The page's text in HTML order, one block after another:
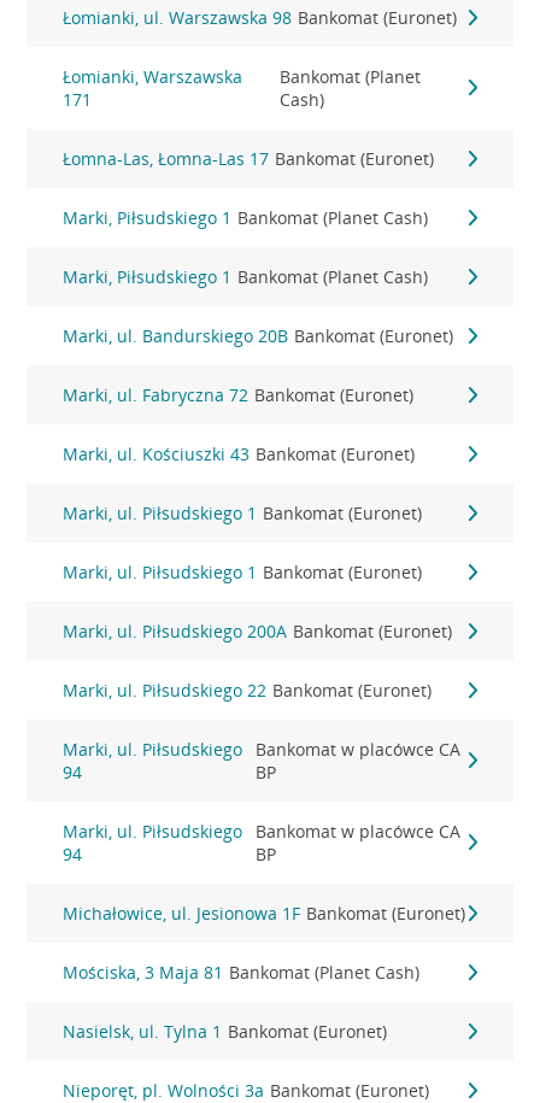
Łomianki, ul. Warszawska 98 Bankomat (Euronet)
Łomianki, Warszawska
171
Bankomat (Planet
Cash)
Łomna-Las, Łomna-Las 17 Bankomat (Euronet)
Marki, Piłsudskiego 1 Bankomat (Planet Cash)
Marki, Piłsudskiego 1 Bankomat (Planet Cash)
Marki, ul. Bandurskiego 20B Bankomat (Euronet)
Marki, ul. Fabryczna 72 Bankomat (Euronet)
Marki, ul. Kościuszki 43 Bankomat (Euronet)
Marki, ul. Piłsudskiego 1 Bankomat (Euronet)
Marki, ul. Piłsudskiego 1 Bankomat (Euronet)
Marki, ul. Piłsudskiego 200A Bankomat (Euronet)
Marki, ul. Piłsudskiego 22 Bankomat (Euronet)
Marki, ul. Piłsudskiego
94
Bankomat w placówce CA
BP
Marki, ul. Piłsudskiego
94
Bankomat w placówce CA
BP
Michałowice, ul. Jesionowa 1F Bankomat (Euronet)
Mościska, 3 Maja 81 Bankomat (Planet Cash)
Nasielsk, ul. Tylna 1 Bankomat (Euronet)
Nieporęt, pl. Wolności 3a Bankomat (Euronet)